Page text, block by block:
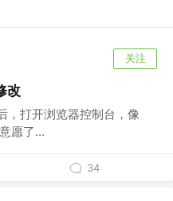
关注
改
，打开浏览器控制台，像
愿了...
34